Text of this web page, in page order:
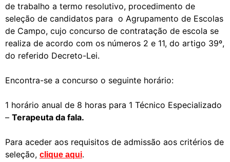
de trabalho a termo resolutivo, procedimento de
seleção de candidatos para o Agrupamento de Escolas
de Campo, cujo concurso de contratação de escola se
realiza de acordo com os números 2 e 11, do artigo 39º,
do referido Decreto-Lei.
Encontra-se a concurso o seguinte horário:
1 horário anual de 8 horas para 1 Técnico Especializado
– Terapeuta da fala.
Para aceder aos requisitos de admissão aos critérios de
seleção, clique aqui.